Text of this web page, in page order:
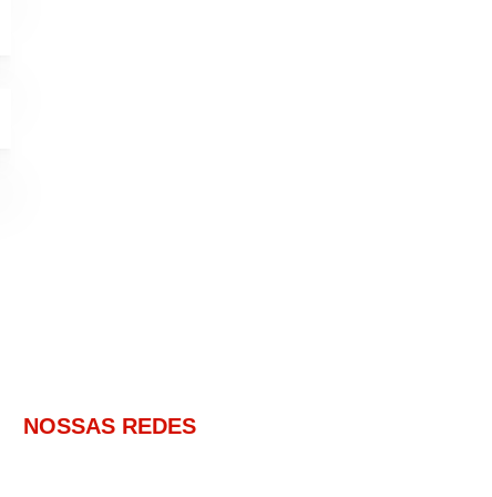
NOSSAS REDES